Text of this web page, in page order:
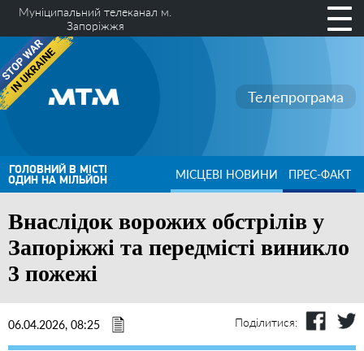
Муніципальний телеканал м.
Запоріжжя
Телепрограма
ГОЛОВНИЙ В МІСТІ
ОДИН НА МІЛЬЙОН МІСЦЕВІ НОВИНИ ПРЕС-ФАКТ
Внаслідок ворожих обстрілів у
Запоріжжі та передмісті виникло
3 пожежі
06.04.2026, 08:25 Поділитися: